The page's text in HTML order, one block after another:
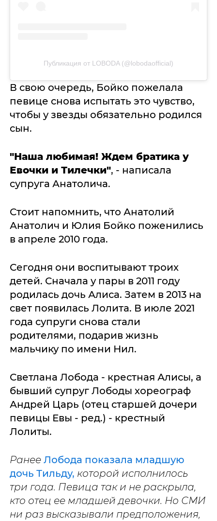
Публикация от LOBODA (@lobodaofficial)
В свою очередь, Бойко пожелала
певице снова испытать это чувство,
чтобы у звезды обязательно родился
сын.
"Наша любимая! Ждем братика у
Евочки и Тилечки", - написала
супруга Анатолича.
Стоит напомнить, что Анатолий
Анатолич и Юлия Бойко поженились
в апреле 2010 года.
Сегодня они воспитывают троих
детей. Сначала у пары в 2011 году
родилась дочь Алиса. Затем в 2013 на
свет появилась Лолита. В июле 2021
года супруги снова стали
родителями, подарив жизнь
мальчику по имени Нил.
Светлана Лобода - крестная Алисы, а
бывший супруг Лободы хореограф
Андрей Царь (отец старшей дочери
певицы Евы - ред.) - крестный
Лолиты.
Ранее Лобода показала младшую
дочь Тильду, которой исполнилось
три года. Певица так и не раскрыла,
кто отец ее младшей девочки. Но СМИ
ни раз высказывали предположения,